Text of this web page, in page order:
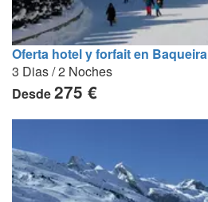
Oferta hotel y forfait en Baqueira
3 Dias / 2 Noches
Desde275 €